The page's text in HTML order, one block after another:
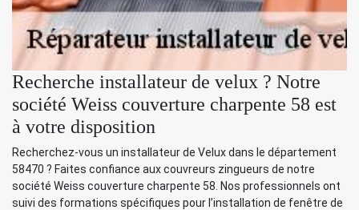
Recherche installateur de velux ? Notre
société Weiss couverture charpente 58 est
à votre disposition
Recherchez-vous un installateur de Velux dans le département
58470 ? Faites confiance aux couvreurs zingueurs de notre
société Weiss couverture charpente 58. Nos professionnels ont
suivi des formations spécifiques pour l’installation de fenêtre de